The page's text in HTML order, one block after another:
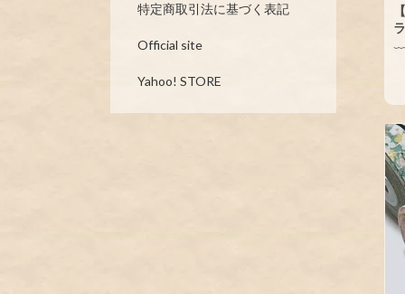
特定商取引法に基づく表記
Official site
Yahoo! STORE